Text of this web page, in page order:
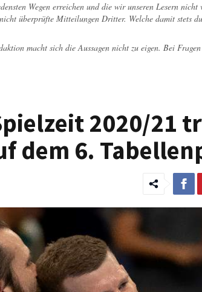
Wegen erreichen und die wir unseren Lesern
überprüfte Mitteilungen Dritter. Welche damit stets
macht sich die Aussagen nicht zu eigen. Bei Fragen
2020/21
dem 6.